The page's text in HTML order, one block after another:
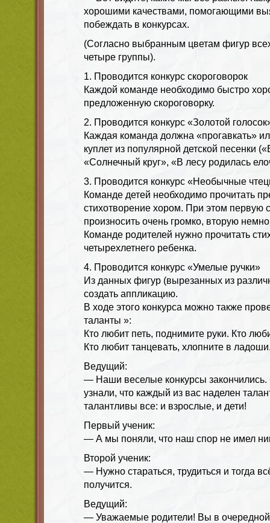
хорошими качествами, помогающими
побеждать в конкурсах.
(Согласно выбранным цветам фигур
четыре группы).
1. Проводится конкурс скороговорок
Каждой команде необходимо быстро
предложенную скороговорку.
2. Проводится конкурс «Золотой
Каждая команда должна «прогавкать»
куплет из популярной детской песенки
«Солнечный круг», «В лесу родилась
3. Проводится конкурс «Необычные
Команде детей необходимо прочитать
стихотворение хором. При этом первую
произносить очень громко, вторую
Команде родителей нужно прочитать
четырехлетнего ребенка.
4. Проводится конкурс «Умелые ручки»
Из данных фигур (вырезанных из
создать аппликацию.
В ходе этого конкурса можно также
таланты »:
Кто любит петь, поднимите руки. Кто
Кто любит танцевать, хлопните в
Ведущий:
— Наши веселые конкурсы
узнали, что каждый из вас наделен
талантливы все: и взрослые, и дети!
Первый ученик:
— А мы поняли, что наш спор не имел
Второй ученик:
— Нужно стараться, трудиться и тогда
получится.
Ведущий:
— Уважаемые родители! Вы в очередной